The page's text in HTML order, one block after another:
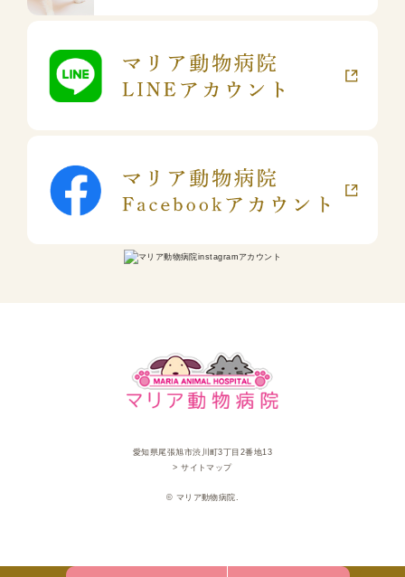
愛知県尾張旭市渋川町3丁目2番地13
> サイトマップ
© マリア動物病院.